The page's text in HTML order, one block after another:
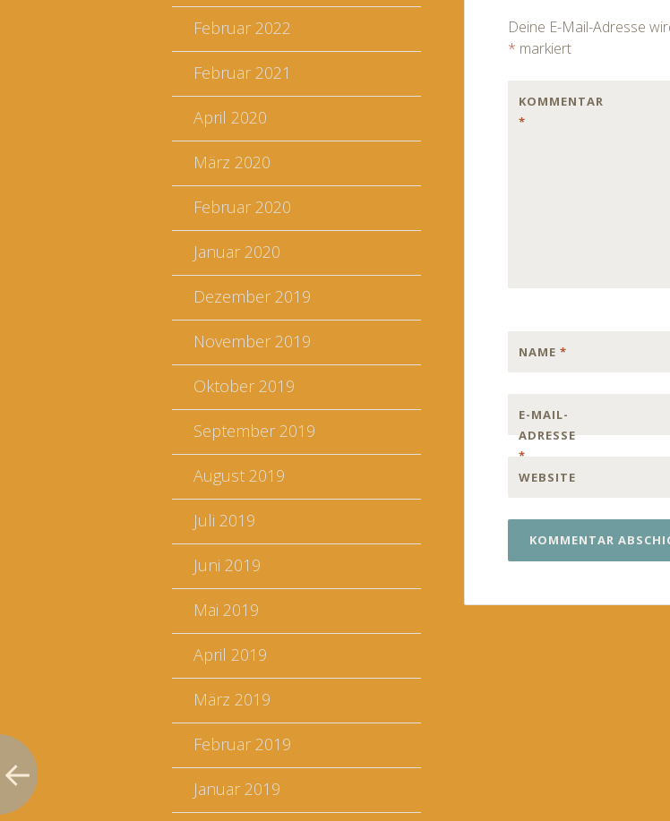
Februar 2022
Februar 2021
April 2020
März 2020
Februar 2020
Januar 2020
Dezember 2019
November 2019
Oktober 2019
September 2019
August 2019
Juli 2019
Juni 2019
Mai 2019
April 2019
März 2019
Februar 2019
Januar 2019
Deine E-Mail-Adresse
* markiert
KOMMENTAR
*
NAME*
E-MAIL-
ADRESSE
*
WEBSITE